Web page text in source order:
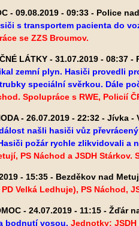
- 09.08.2019 - 09:33 - Police
s transportem pacienta do
se ZZS Broumov.
LÁTKY - 31.07.2019 - 08:37
zemní plyn. Hasiči provedli
speciální svěrkou. Dále
Spolupráce s RWE, Policií
- 26.07.2019 - 22:32 - Jívka -
našli hasiči vůz
požár rychle zlikvidovali a
PS Náchod a JSDH Stárkov.
- 15:35 - Bezděkov nad
Velká Ledhuje), PS Náchod,
- 24.07.2019 - 11:15 - Žďár
bodnutí vosou. Jednotky: JSDH